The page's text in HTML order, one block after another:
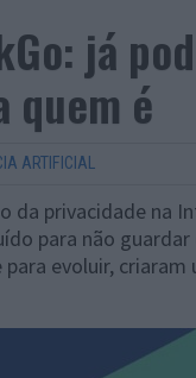
já
quem é
ARTIFICIAL
da privacidade na
para não
para evoluir,